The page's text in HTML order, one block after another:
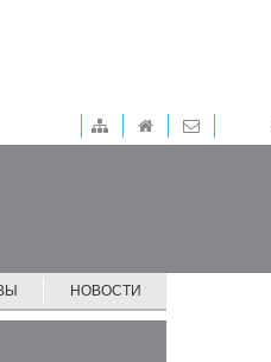
НОВОСТИ